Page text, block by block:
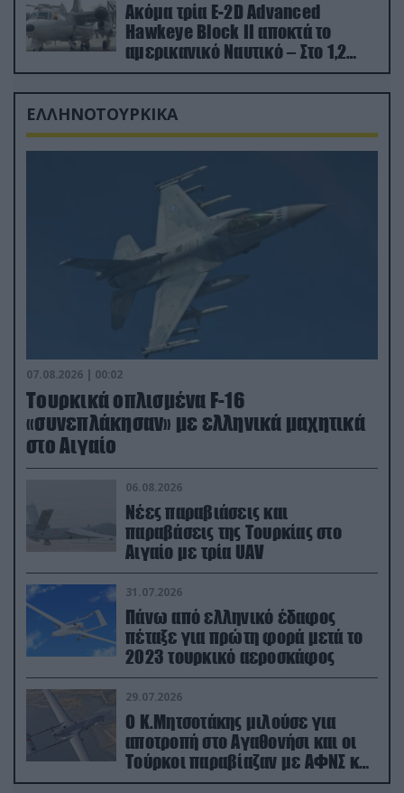
Ακόμα τρία E-2D Advanced
Hawkeye Block II αποκτά το
αμερικανικό Ναυτικό – Στο 1,2
δισ.δολάρια το κόστος
ΕΛΛΗΝΟΤΟΥΡΚΙΚΑ
07.08.2026 | 00:02
Τουρκικά οπλισμένα F-16
«συνεπλάκησαν» με ελληνικά μαχητικά
στο Αιγαίο
06.08.2026
Νέες παραβιάσεις και
παραβάσεις της Τουρκίας στο
Αιγαίο με τρία UAV
31.07.2026
Πάνω από ελληνικό έδαφος
πέταξε για πρώτη φορά μετά το
2023 τουρκικό αεροσκάφος
29.07.2026
Ο Κ.Μητσοτάκης μιλούσε για
αποτροπή στο Αγαθονήσι και οι
Τούρκοι παραβίαζαν με ΑΦΝΣ και
drone